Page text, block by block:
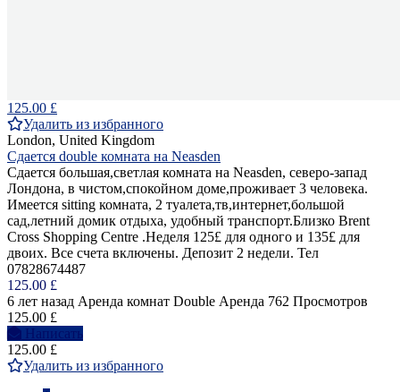
125.00 £
Удалить из избранного
London, United Kingdom
Сдается double комната на Neasden
Сдается большая,светлая комната на Neasden, ceверо-запад
Лондона, в чистом,спокойном доме,проживает 3 человека.
Имеется sitting комната, 2 туалета,тв,интернет,большой
сад,летний домик отдыха, удобный транспорт.Близко Вrent
Cross Shopping Centre .Неделя 125£ для одного и 135£ для
двоих. Все счета включены. Депозит 2 недели. Тел
07828674487
125.00 £
6 лет назад Аренда комнат Double Аренда 762 Просмотров
125.00 £
Написать
125.00 £
Удалить из избранного